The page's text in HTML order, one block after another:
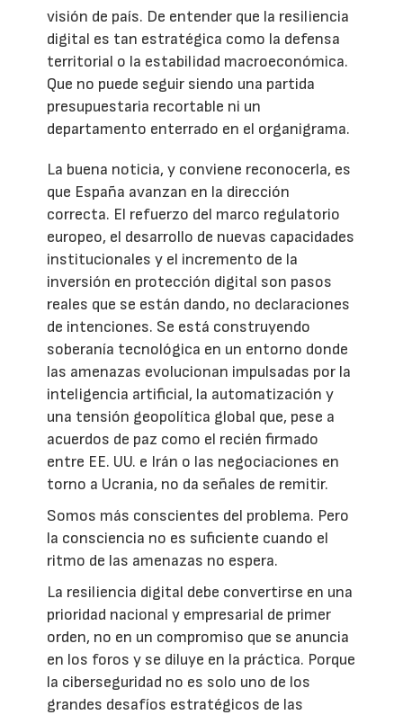
visión de país. De entender que la resiliencia
digital es tan estratégica como la defensa
territorial o la estabilidad macroeconómica.
Que no puede seguir siendo una partida
presupuestaria recortable ni un
departamento enterrado en el organigrama.
La buena noticia, y conviene reconocerla, es
que España avanzan en la dirección
correcta. El refuerzo del marco regulatorio
europeo, el desarrollo de nuevas capacidades
institucionales y el incremento de la
inversión en protección digital son pasos
reales que se están dando, no declaraciones
de intenciones. Se está construyendo
soberanía tecnológica en un entorno donde
las amenazas evolucionan impulsadas por la
inteligencia artificial, la automatización y
una tensión geopolítica global que, pese a
acuerdos de paz como el recién firmado
entre EE. UU. e Irán o las negociaciones en
torno a Ucrania, no da señales de remitir.
Somos más conscientes del problema. Pero
la consciencia no es suficiente cuando el
ritmo de las amenazas no espera.
La resiliencia digital debe convertirse en una
prioridad nacional y empresarial de primer
orden, no en un compromiso que se anuncia
en los foros y se diluye en la práctica. Porque
la ciberseguridad no es solo uno de los
grandes desafíos estratégicos de las